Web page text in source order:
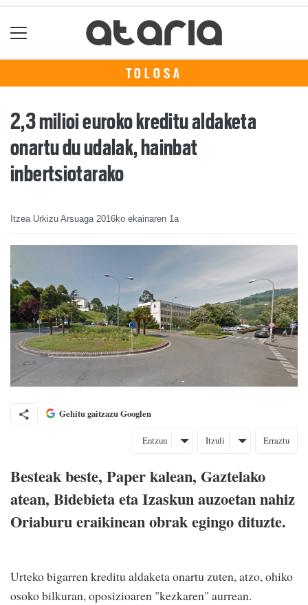
TOLOSA
2,3 milioi euroko kreditu aldaketa
onartu du udalak, hainbat
inbertsiotarako
Itzea Urkizu Arsuaga 2016ko ekainaren 1a
Gehitu gaitzazu Googlen
Entzun Itzuli Erraztu
Besteak beste, Paper kalean, Gaztelako
atean, Bidebieta eta Izaskun auzoetan nahiz
Oriaburu eraikinean obrak egingo dituzte.
Urteko bigarren kreditu aldaketa onartu zuten, atzo, ohiko
osoko bilkuran, oposizioaren "kezkaren" aurrean.